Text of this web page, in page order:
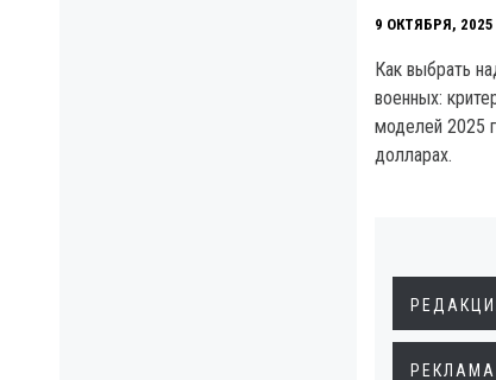
9 ОКТЯБРЯ, 2025
Как выбрать
военных:
моделей 2025
долларах.
РЕКЛАМА